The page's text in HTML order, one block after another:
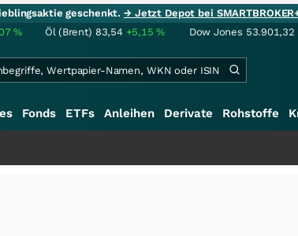
geschenkt.→ Jetzt Depot bei
% Öl (Brent) 83,54 +5,15% Dow Jones 53.901,32
Fonds ETFs Anleihen Derivate Rohstoffe